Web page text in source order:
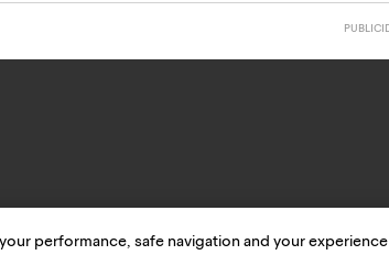
performance, safe navigation and your experience